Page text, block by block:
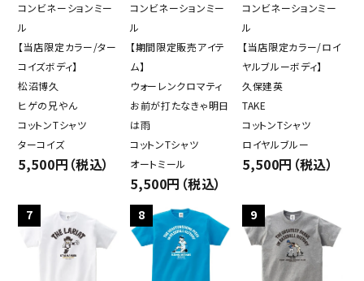
コンビネーションミー
ル
【当店限定カラー/ター
コイズボディ】
松沼博久
ヒゲの兄やん
コットンTシャツ
ターコイズ
5,500円（税込）
コンビネーションミー
ル
【期間限定販売アイテ
ム】
ウォーレンクロマティ
お前が打たなきゃ明日
は雨
コットンTシャツ
オートミール
5,500円（税込）
コンビネーションミー
ル
【当店限定カラー/ロイ
ヤルブルーボディ】
久保建英
TAKE
コットンTシャツ
ロイヤルブルー
5,500円（税込）
7 8 9